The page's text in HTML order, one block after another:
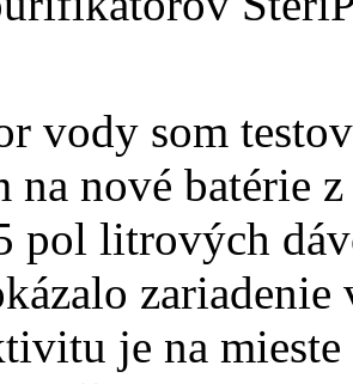
vody som
na nové batérie
pol litrových
je na